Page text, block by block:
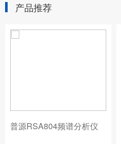
产品推荐
普源RSA804频谱分析仪